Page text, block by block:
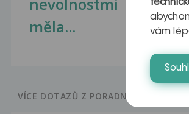
měla...
VÍCE DOTAZŮ Z PORADNY
vám